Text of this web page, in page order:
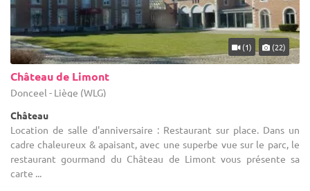
(1) (22)
Château de Limont
Donceel - Liège (WLG)
Château
Location de salle d'anniversaire : Restaurant sur place. Dans un
cadre chaleureux & apaisant, avec une superbe vue sur le parc, le
restaurant gourmand du Château de Limont vous présente sa
carte ...